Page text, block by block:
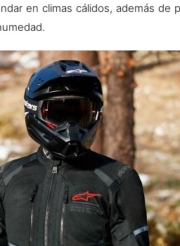
en climas cálidos, además de